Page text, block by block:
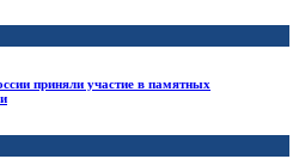
приняли участие в памятных